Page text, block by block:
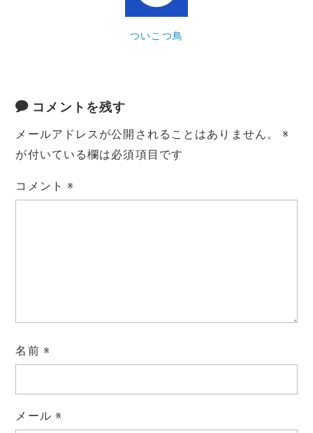
ついこつ鳥
コメントを残す
メールアドレスが公開されることはありません。
※
が付いている欄は必須項目です
コメント※
名前 ※
メール ※